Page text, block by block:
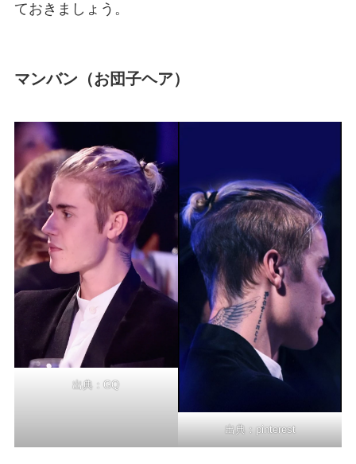
ておきましょう。
マンバン（お団子ヘア）
出典：GQ
出典： pinterest